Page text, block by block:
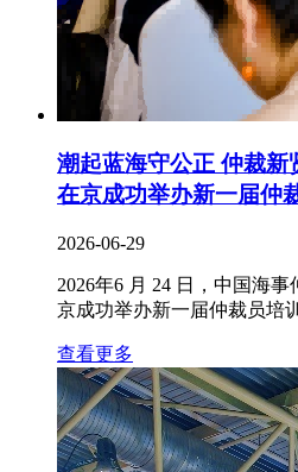
潮起蓝海守公正 仲裁
在京成功举办新一届仲
2026-06-29
2026年6 月 24 日，中国海
京成功举办新一届仲裁员培
查看更多